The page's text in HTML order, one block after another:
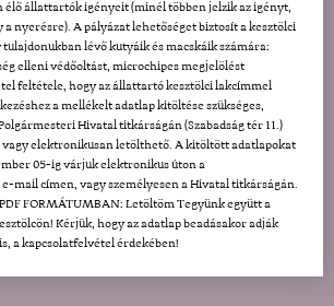
élő állattartók igényeit (minél többen jelzik az igényt,
a nyerésre). A pályázat lehetőséget biztosít a kesztölci
lévő kutyáik és macskáik számára:
elleni védőoltást, microchipes megjelölést
feltétele, hogy az állattartó kesztölci lakcímmel
a mellékelt adatlap kitöltése szükséges,
Hivatal titkárságán (Szabadság tér 11.)
elektronikusan letölthető. A kitöltött adatlapokat
05-ig várjuk elektronikus úton a
mail címen, vagy személyesen a Hivatal titkárságán.
PDF FORMÁTUMBAN: Letöltöm Tegyünk együtt a
Kérjük, hogy az adatlap beadásakor adják
a kapcsolatfelvétel érdekében!